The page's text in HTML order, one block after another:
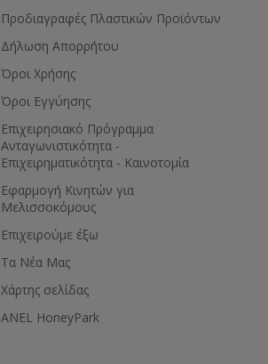
Προδιαγραφές Πλαστικών Προϊόντων
Δήλωση Απορρήτου
Όροι Χρήσης
Όροι Εγγύησης
Eπιχειρησιακό Πρόγραμμα
Ανταγωνιστικότητα -
Επιχειρηματικότητα - Καινοτομία
Εφαρμογή Κινητών για
Μελισσοκόμους
Επιχειρούμε έξω
Τα Νέα Μας
Χάρτης σελίδας
ANEL HoneyPark